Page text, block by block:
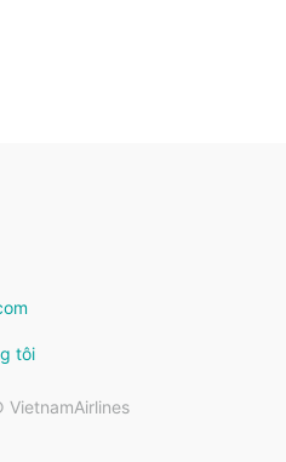
tôi
VietnamAirlines